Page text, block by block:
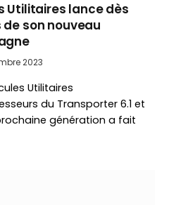
Utilitaires lance dès
son nouveau
2023
Utilitaires
du Transporter 6.1 et
génération a fait